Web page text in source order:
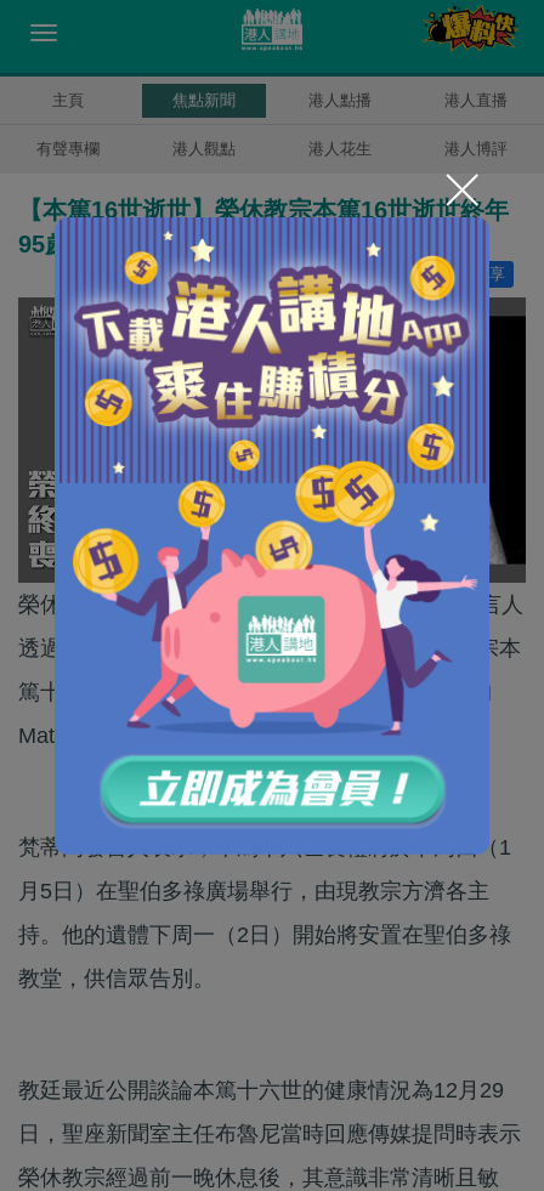
主頁 焦點新聞 港人點播 港人直播
有聲專欄 港人觀點 港人花生 港人博評
【本篤16世逝世】榮休教宗本篤16世逝世終年
95歲 喪禮1月5日舉行
分享
讚好 9
榮休教宗本篤十六世逝世，終年95歲。梵蒂岡發言人
透過聲明表示「我懷悲痛心情通知各位，榮休教宗本
篤十六世於當地時間今天上午9時34分在梵蒂岡的
Mater Ecclesiae修道院逝世。」
梵蒂岡發言人表示，本篤十六世喪禮將於下周四（1
月5日）在聖伯多祿廣場舉行，由現教宗方濟各主
持。他的遺體下周一（2日）開始將安置在聖伯多祿
教堂，供信眾告別。
教廷最近公開談論本篤十六世的健康情況為12月29
日，聖座新聞室主任布魯尼當時回應傳媒提問時表示
榮休教宗經過前一晚休息後，其意識非常清晰且敏